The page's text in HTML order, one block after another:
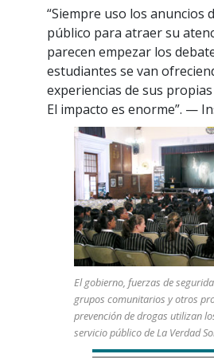
“Siempre uso los anuncios
público para atraer su
parecen empezar los
estudiantes se van
experiencias de sus
El impacto es enorme”. —
El gobierno, fuerzas de
grupos comunitarios y otros
prevención de drogas utilizan
servicio público de La Verdad